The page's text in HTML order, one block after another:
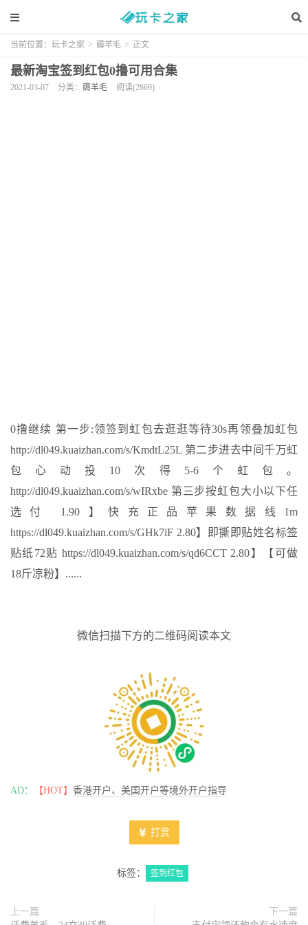
当前位置： 玩卡之家 > 薅羊毛 > 正文
最新淘宝签到红包0撸可用合集
2021-03-07 分类： 薅羊毛 阅读(2869)
0撸继续 第一步:领签到虹包去逛逛等待30s再领叠加虹包
http://dl049.kuaizhan.com/s/KmdtL25L 第二步进去中间千万虹
包心动投10次得5-6个虹包。
http://dl049.kuaizhan.com/s/wIRxbe 第三步按虹包大小以下任
选付 1.90】快充正品苹果数据线1m
https://dl049.kuaizhan.com/s/GHk7iF 2.80】即撕即贴姓名标签
贴纸72贴 https://dl049.kuaizhan.com/s/qd6CCT 2.80】【可做
18斤凉粉】......
微信扫描下方的二维码阅读本文
AD： 【HOT】 香港开户、美国开户等境外开户指导
打赏
标签： 签到红包
上一篇
下一篇